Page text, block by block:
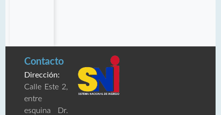
Contacto
Dirección:
Calle Este 2,
entre
esquina Dr.